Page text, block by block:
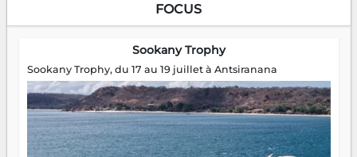
FOCUS
Sookany Trophy
Sookany Trophy, du 17 au 19 juillet à Antsiranana